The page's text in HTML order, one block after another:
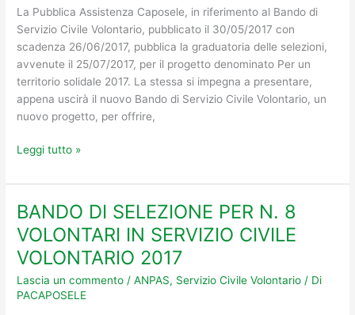
La Pubblica Assistenza Caposele, in riferimento al Bando di
Servizio Civile Volontario, pubblicato il 30/05/2017 con
scadenza 26/06/2017, pubblica la graduatoria delle selezioni,
avvenute il 25/07/2017, per il progetto denominato Per un
territorio solidale 2017. La stessa si impegna a presentare,
appena uscirà il nuovo Bando di Servizio Civile Volontario, un
nuovo progetto, per offrire,
Leggi tutto »
BANDO DI SELEZIONE PER N. 8
VOLONTARI IN SERVIZIO CIVILE
VOLONTARIO 2017
Lascia un commento /ANPAS, Servizio Civile Volontario / Di
PACAPOSELE
BANDO
DI
SELEZIONE
PER
N.
8